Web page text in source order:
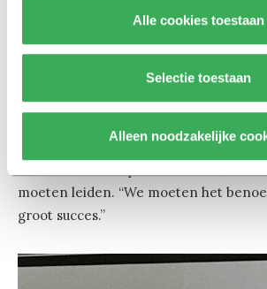
Alle cookies toestaan
Selectie toestaan
Alleen noodzakelijke
toen hij in de discussie werd
ook vooral voor de startups en scale-
promoten van bedrijvigheid. Met
zich over ’s lands calvinistische
een ‘professor in een Ferrari’ geld
moeten leiden. “We moeten het
groot succes.”